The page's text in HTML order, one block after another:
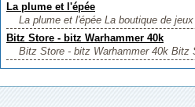
La plume et l'épée
La plume et l'épée La boutique de
Bitz Store - bitz Warhammer 40k
Bitz Store - bitz Warhammer 40k Bitz